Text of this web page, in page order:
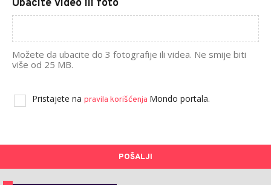
Ubacite video ili foto
Možete da ubacite do 3 fotografije ili videa. Ne smije biti
više od 25 MB.
Pristajete na pravila korišćenja Mondo portala.
POŠALJI